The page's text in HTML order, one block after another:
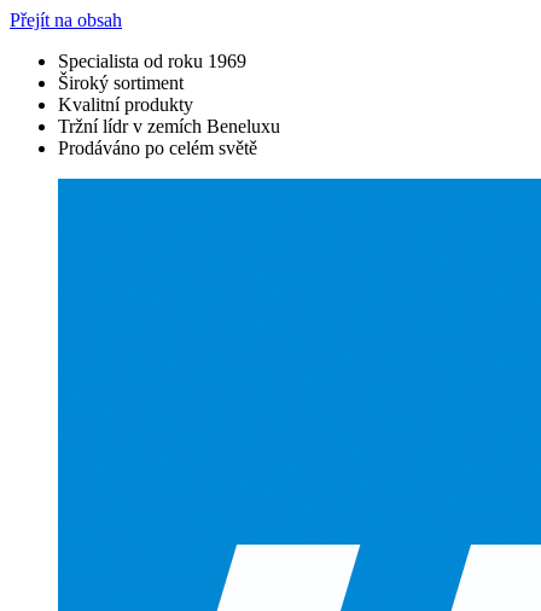
Přejít na obsah
Specialista od roku 1969
Široký sortiment
Kvalitní produkty
Tržní lídr v zemích Beneluxu
Prodáváno po celém světě